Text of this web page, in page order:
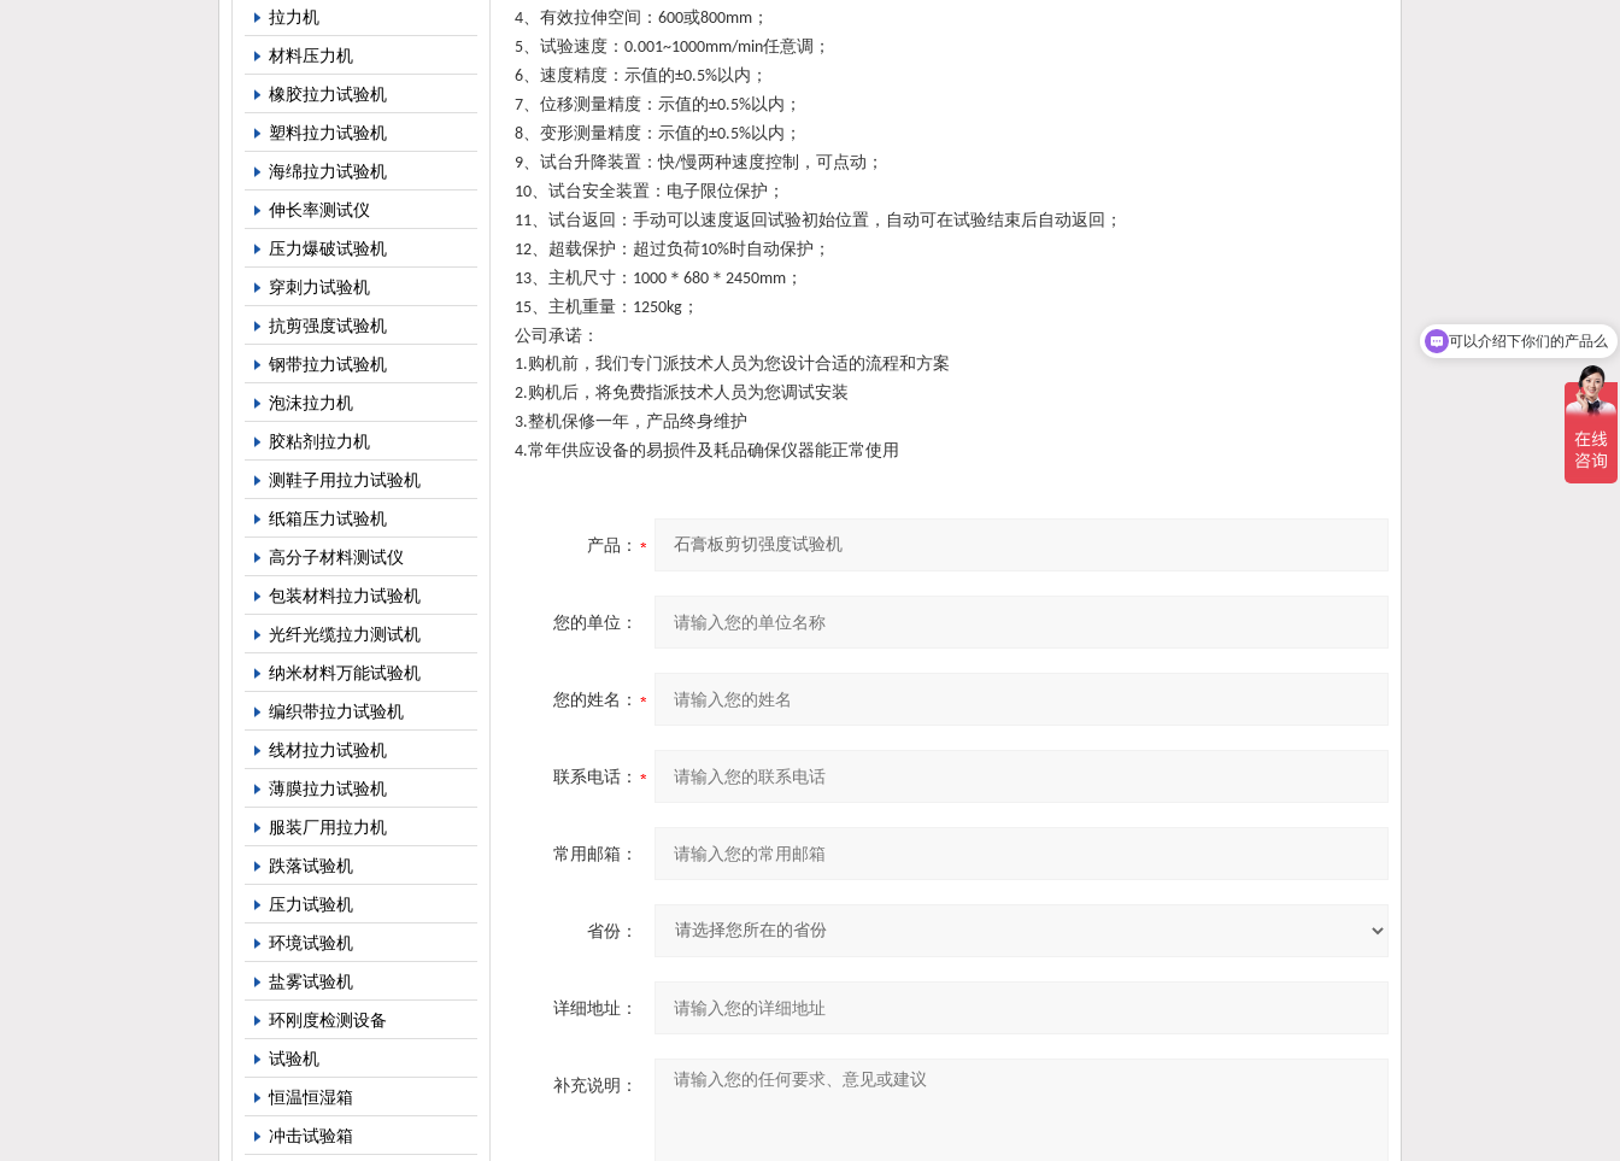
拉力机
材料压力机
橡胶拉力试验机
塑料拉力试验机
海绵拉力试验机
伸长率测试仪
压力爆破试验机
穿刺力试验机
抗剪强度试验机
钢带拉力试验机
泡沫拉力机
胶粘剂拉力机
测鞋子用拉力试验机
纸箱压力试验机
高分子材料测试仪
包装材料拉力试验机
光纤光缆拉力测试机
纳米材料万能试验机
编织带拉力试验机
线材拉力试验机
薄膜拉力试验机
服装厂用拉力机
跌落试验机
压力试验机
环境试验机
盐雾试验机
环刚度检测设备
试验机
恒温恒湿箱
冲击试验箱
4、有效拉伸空间： 600或800mm ；
5、试验速度： 0.001~1000mm/min任意调；
6、速度精度：示值的±0.5%以内；
7、位移测量精度：示值的±0.5%以内；
8、变形测量精度：示值的±0.5%以内；
9、试台升降装置：快/慢两种速度控制，可点动；
10、试台安全装置：电子限位保护；
11、试台返回：手动可以速度返回试验初始位置，自动可在试验结束后自动返回；
12、超载保护：超过负荷10%时自动保护；
13、主机尺寸： 1000 ＊ 680 ＊ 2450mm ；
15、主机重量： 1250kg ；
公司承诺：
1.购机前，我们专门派技术人员为您设计合适的流程和方案
2.购机后，将免费指派技术人员为您调试安装
3.整机保修一年，产品终身维护
4.常年供应设备的易损件及耗品确保仪器能正常使用
产品：
您的单位：
您的姓名：
联系电话：
常用邮箱：
省份：
详细地址：
补充说明：
你们是怎么收费的呢